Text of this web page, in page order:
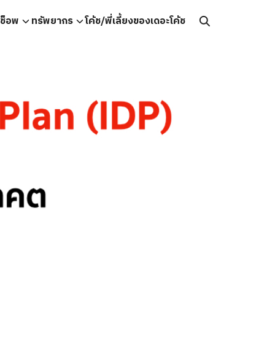
อพ ทรัพยากร
โค้ช/พี่เลี้ยงของเดอะโค้ช